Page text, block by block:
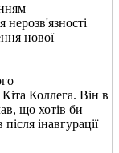
нової
Коллега. Він в
що хотів би
інавгурації